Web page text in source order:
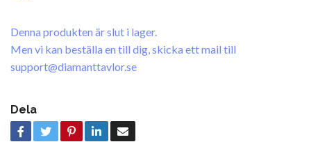
Denna produkten är slut i lager.
Men vi kan beställa en till dig, skicka ett mail till
support@diamanttavlor.se
Dela